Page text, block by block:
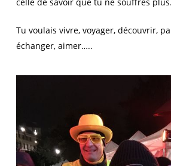
Tu voulais vivre, voyager, découvrir,
échanger, aimer…..